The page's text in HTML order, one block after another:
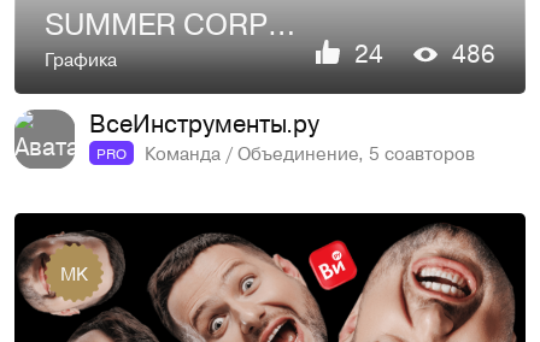
SUMMER CORPORATE PARTY
Графика 24
486
ВсеИнструменты.ру
PRO Команда / Объединение, 5 соавторов
MK